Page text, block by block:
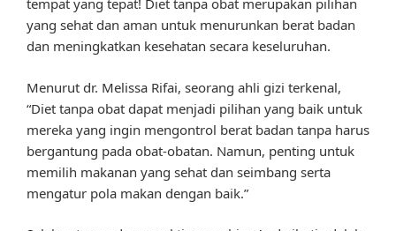
tempat yang tepat! Diet tanpa obat merupakan pilihan
yang sehat dan aman untuk menurunkan berat badan
dan meningkatkan kesehatan secara keseluruhan.
Menurut dr. Melissa Rifai, seorang ahli gizi terkenal,
“Diet tanpa obat dapat menjadi pilihan yang baik untuk
mereka yang ingin mengontrol berat badan tanpa harus
bergantung pada obat-obatan. Namun, penting untuk
memilih makanan yang sehat dan seimbang serta
mengatur pola makan dengan baik.”